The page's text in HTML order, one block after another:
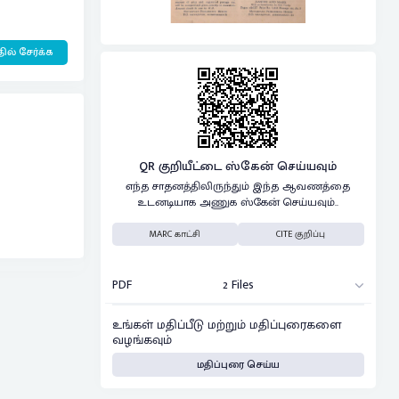
சேர்க்க
QR குறியீட்டை ஸ்கேன் செய்யவும்
எந்த சாதனத்திலிருந்தும் இந்த ஆவணத்தை
உடனடியாக அணுக ஸ்கேன் செய்யவும்..
MARC காட்சி CITE குறிப்பு
PDF 2 Files
உங்கள் மதிப்பீடு மற்றும் மதிப்புரைகளை
வழங்கவும்
மதிப்புரை செய்ய